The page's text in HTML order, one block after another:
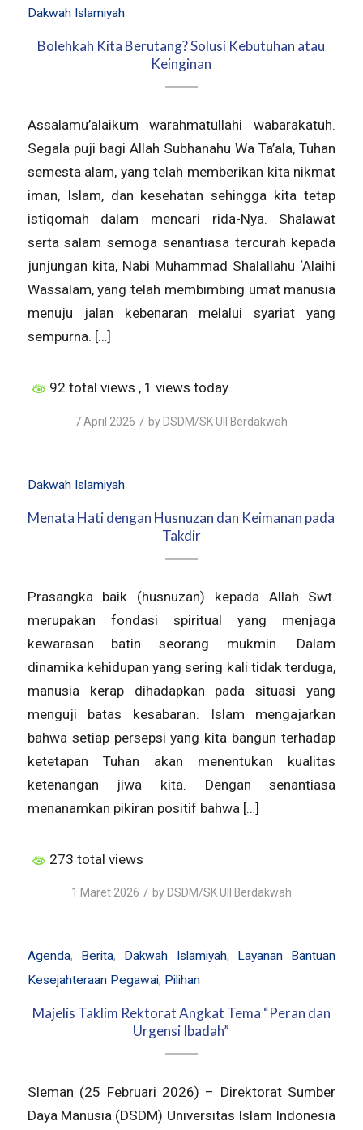
Dakwah Islamiyah
Bolehkah Kita Berutang? Solusi Kebutuhan atau
Keinginan
Assalamu’alaikum warahmatullahi wabarakatuh.
Segala puji bagi Allah Subhanahu Wa Ta’ala, Tuhan
semesta alam, yang telah memberikan kita nikmat
iman, Islam, dan kesehatan sehingga kita tetap
istiqomah dalam mencari rida-Nya. Shalawat
serta salam semoga senantiasa tercurah kepada
junjungan kita, Nabi Muhammad Shalallahu ‘Alaihi
Wassalam, yang telah membimbing umat manusia
menuju jalan kebenaran melalui syariat yang
sempurna. […]
92 total views , 1 views today
7 April 2026 / by DSDM/SK UII Berdakwah
Dakwah Islamiyah
Menata Hati dengan Husnuzan dan Keimanan pada
Takdir
Prasangka baik (husnuzan) kepada Allah Swt.
merupakan fondasi spiritual yang menjaga
kewarasan batin seorang mukmin. Dalam
dinamika kehidupan yang sering kali tidak terduga,
manusia kerap dihadapkan pada situasi yang
menguji batas kesabaran. Islam mengajarkan
bahwa setiap persepsi yang kita bangun terhadap
ketetapan Tuhan akan menentukan kualitas
ketenangan jiwa kita. Dengan senantiasa
menanamkan pikiran positif bahwa […]
273 total views
1 Maret 2026 / by DSDM/SK UII Berdakwah
Agenda, Berita, Dakwah Islamiyah,
Layanan Bantuan
Kesejahteraan Pegawai, Pilihan
Majelis Taklim Rektorat Angkat Tema “Peran dan
Urgensi Ibadah”
Sleman (25 Februari 2026) – Direktorat Sumber
Daya Manusia (DSDM) Universitas Islam Indonesia